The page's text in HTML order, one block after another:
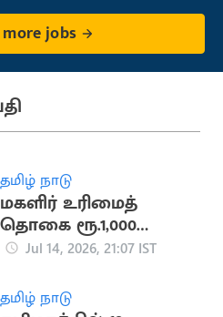
jobs
தமிழ் நாடு
மகளிர் உரிமைத்
தொகை ரூ.1,000
வங்கிக் கணக்கில்
Jul 14, 2026, 21:07 IST
தமிழ் நாடு